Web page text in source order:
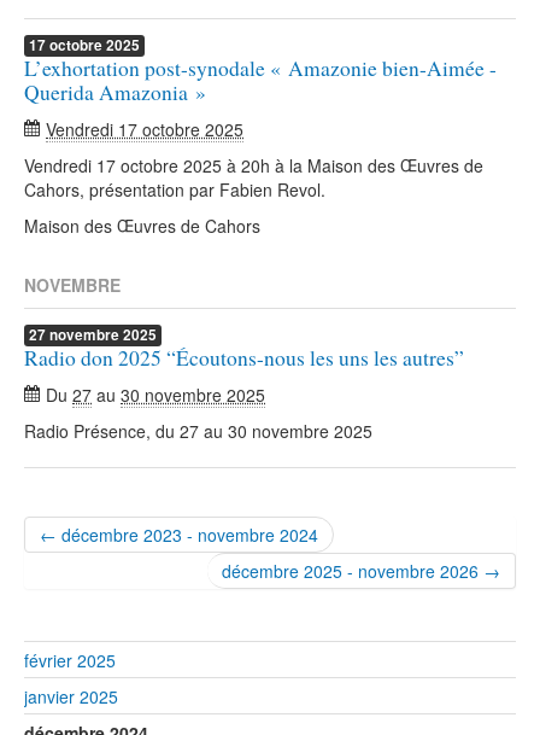
17octobre2025
L’exhortation post-synodale « Amazonie bien-Aimée -
Querida Amazonia »
Vendredi 17 octobre 2025
Vendredi 17 octobre 2025 à 20h à la Maison des Œuvres de
Cahors, présentation par Fabien Revol.
Maison des Œuvres de Cahors
NOVEMBRE
27novembre2025
Radio don 2025 “Écoutons-nous les uns les autres”
Du 27 au 30 novembre 2025
Radio Présence, du 27 au 30 novembre 2025
← décembre 2023 - novembre 2024
décembre 2025 - novembre 2026 →
février 2025
janvier 2025